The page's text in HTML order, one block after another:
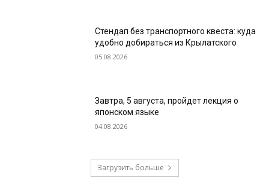
Стендап без транспортного квеста: куда
удобно добираться из Крылатского
05.08.2026
Завтра, 5 августа, пройдет лекция о
японском языке
04.08.2026
Загрузить больше